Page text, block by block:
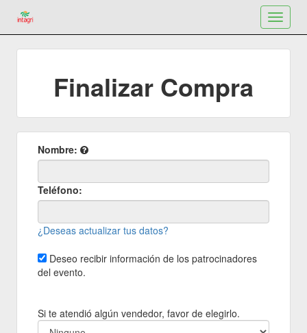
Toggle
Finalizar Compra
Nombre:
Teléfono:
¿Deseas actualizar tus datos?
Deseo recibir información de los patrocinadores
del evento.
Si te atendió algún vendedor, favor de elegirlo.